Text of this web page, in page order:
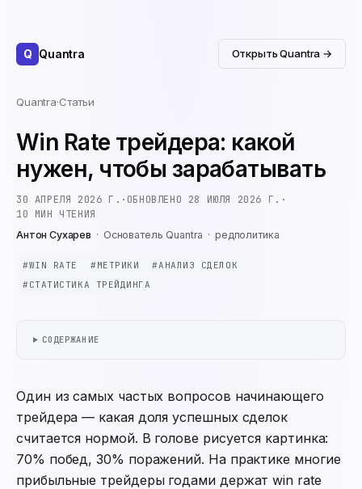
Q Quantra Открыть Quantra →
Quantra·Статьи
Win Rate трейдера: какой
нужен, чтобы зарабатывать
30 АПРЕЛЯ 2026 Г. · ОБНОВЛЕНО 28 ИЮЛЯ 2026 Г. ·
10 МИН ЧТЕНИЯ
Антон Сухарев · Основатель Quantra · редполитика
#WIN RATE #МЕТРИКИ #АНАЛИЗ СДЕЛОК
#СТАТИСТИКА ТРЕЙДИНГА
СОДЕРЖАНИЕ
Один из самых частых вопросов начинающего
трейдера — какая доля успешных сделок
считается нормой. В голове рисуется картинка:
70% побед, 30% поражений. На практике многие
прибыльные трейдеры годами держат win rate